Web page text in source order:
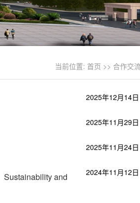
当前位置: 首页 >> 合作交
2025年12月14日
2025年11月29日
2025年11月24日
Sustainability and
2024年11月12日